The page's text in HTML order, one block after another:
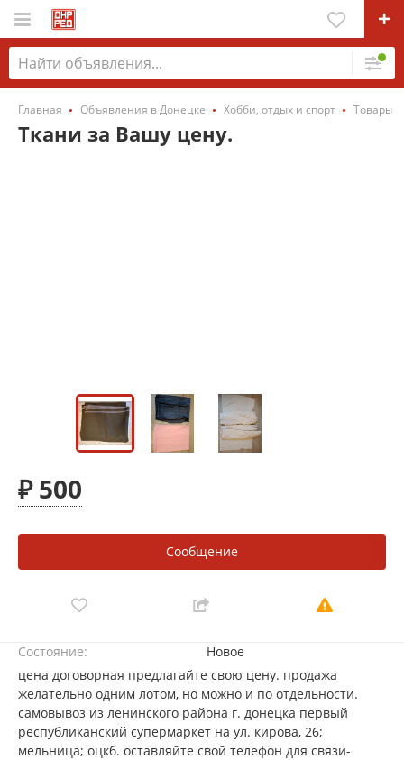
Главная Объявления в Донецке Хобби, отдых и спорт Товары
Ткани за Вашу цену.
₽ 500
Сообщение
Состояние:
Новое
цена договорная предлагайте свою цену. продажа
желательно одним лотом, но можно и по отдельности.
самовывоз из ленинского района г. донецка первый
республиканский супермаркет на ул. кирова, 26;
мельница; оцкб. оставляйте свой телефон для связи-